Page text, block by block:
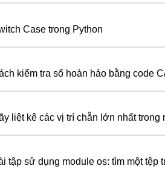
Case trong Python
kiểm tra số hoàn hảo bằng code
liệt kê các vị trí chẵn lớn nhất trong
tập sử dụng module os: tìm một tệp